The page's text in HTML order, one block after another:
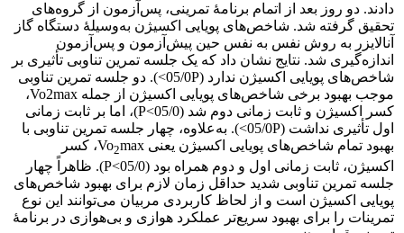
دادند. دو روز بعد از اتمام برنامۀ تمرینی، پس‌آزمون از گروه‌های
تحقیق گرفته شد. شاخص‌های پویایی اکسیژن به‌وسیلۀ دستگاه گاز
آنالایزر به روش نفس به نفس حین پیش‌آزمون و پس‌‌آزمون
اندازه‌گیری شد. نتایج نشان داد که یک جلسه تمرین تناوبی تأثیری بر
شاخص‌های پویایی اکسیژن ندارد (05/0P>). دو جلسه تمرین تناوبی
موجب بهبود برخی شاخص‌های پویایی اکسیژن از جمله Vo2max،
کسر اکسیژن و ثابت زمانی دوم شد (05/0>P)، اما بر ثابت زمانی
اول ‌تأثیری نداشت (05/0P>). به‌علاوه، چهار جلسه تمرین تناوبی با
بهبود تمام شاخص‌های پویایی اکسیژن یعنی Vo
2
max، کسر
اکسیژن، ثابت زمانی اول و دوم همراه بود (05/0>P). ظاهراً چهار
جلسه تمرین تناوبی شدید حداقل زمان لازم برای بهبود شاخص‌های
پویایی اکسیژن است و از لحاظ کاربردی مربیان می‌توانند این نوع
تمرینات را برای بهبود سریع‌تر عملکرد هوازی و بی‌هوازی در برنامۀ